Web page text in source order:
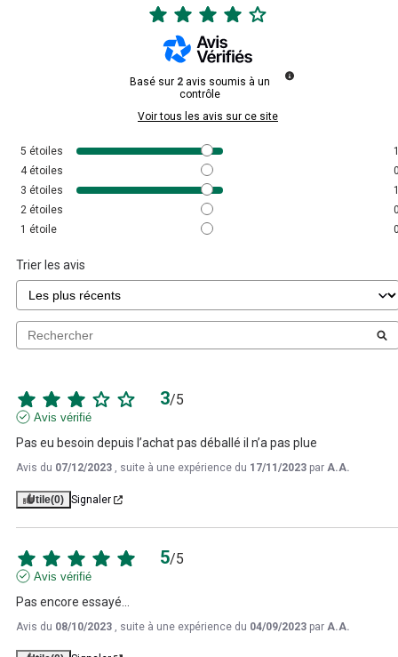
Basé sur 2 avis soumis à un
contrôle
Voir tous les avis sur ce site
5 étoiles
4 étoiles
3 étoiles
2 étoiles
1 étoile
Trier les avis
3/5
Avis vérifié
Pas eu besoin depuis l’achat pas déballé il n’a pas plue
Avis du 07/12/2023 , suite à une expérience du 17/11/2023 par A.A.
Utile(0) Signaler
5/5
Avis vérifié
Pas encore essayé…
Avis du 08/10/2023 , suite à une expérience du 04/09/2023 par A.A.